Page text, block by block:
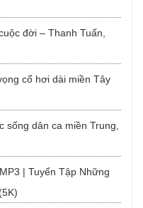
đời – Thanh Tuấn,
cổ hơi dài miền Tây
sống dân ca miền Trung,
| Tuyển Tập Những